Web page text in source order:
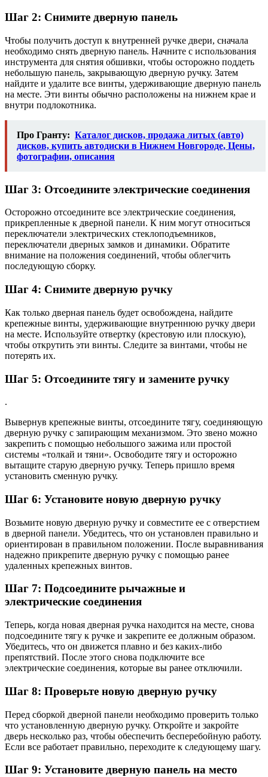
Шаг 2: Снимите дверную панель
Чтобы получить доступ к внутренней ручке двери, сначала
необходимо снять дверную панель. Начните с использования
инструмента для снятия обшивки, чтобы осторожно поддеть
небольшую панель, закрывающую дверную ручку. Затем
найдите и удалите все винты, удерживающие дверную панель
на месте. Эти винты обычно расположены на нижнем крае и
внутри подлокотника.
Про Гранту: Каталог дисков, продажа литых (авто)
дисков, купить автодиски в Нижнем Новгороде, Цены,
фотографии, описания
Шаг 3: Отсоедините электрические соединения
Осторожно отсоедините все электрические соединения,
прикрепленные к дверной панели. К ним могут относиться
переключатели электрических стеклоподъемников,
переключатели дверных замков и динамики. Обратите
внимание на положения соединений, чтобы облегчить
последующую сборку.
Шаг 4: Снимите дверную ручку
Как только дверная панель будет освобождена, найдите
крепежные винты, удерживающие внутреннюю ручку двери
на месте. Используйте отвертку (крестовую или плоскую),
чтобы открутить эти винты. Следите за винтами, чтобы не
потерять их.
Шаг 5: Отсоедините тягу и замените ручку
.
Вывернув крепежные винты, отсоедините тягу, соединяющую
дверную ручку с запирающим механизмом. Это звено можно
закрепить с помощью небольшого зажима или простой
системы «толкай и тяни». Освободите тягу и осторожно
вытащите старую дверную ручку. Теперь пришло время
установить сменную ручку.
Шаг 6: Установите новую дверную ручку
Возьмите новую дверную ручку и совместите ее с отверстием
в дверной панели. Убедитесь, что он установлен правильно и
ориентирован в правильном положении. После выравнивания
надежно прикрепите дверную ручку с помощью ранее
удаленных крепежных винтов.
Шаг 7: Подсоедините рычажные и
электрические соединения
Теперь, когда новая дверная ручка находится на месте, снова
подсоедините тягу к ручке и закрепите ее должным образом.
Убедитесь, что он движется плавно и без каких-либо
препятствий. После этого снова подключите все
электрические соединения, которые вы ранее отключили.
Шаг 8: Проверьте новую дверную ручку
Перед сборкой дверной панели необходимо проверить только
что установленную дверную ручку. Откройте и закройте
дверь несколько раз, чтобы обеспечить бесперебойную работу.
Если все работает правильно, переходите к следующему шагу.
Шаг 9: Установите дверную панель на место